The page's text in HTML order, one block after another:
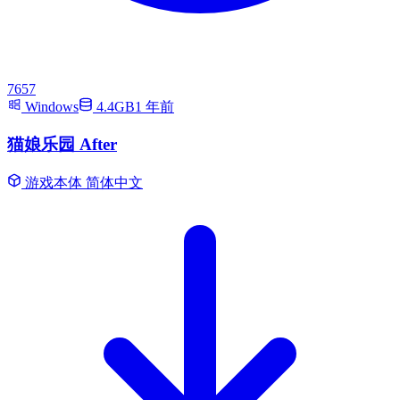
7657
Windows
4.4GB1 年前
猫娘乐园 After
游戏本体 简体中文